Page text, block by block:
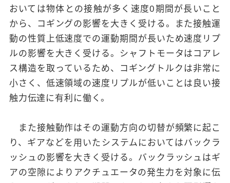
おいては物体との接触が多く速度0期間が長いこと
から、コギングの影響を大きく受ける。また接触運
動の性質上低速度での運動期間が長いため速度リプ
ルの影響を大きく受ける。シャフトモータはコアレ
ス構造を取っているため、コギングトルクは非常に
小さく、低速領域の速度リプルが低いことは良い接
触力伝達に有利に働く。
また接触動作はその運動方向の切替が頻繁に起こ
り、ギアなどを用いたシステムにおいてはバックラ
ッシュの影響を大きく受ける。バックラッシュはギ
アの空隙によりアクチュエータの発生力を対象に伝